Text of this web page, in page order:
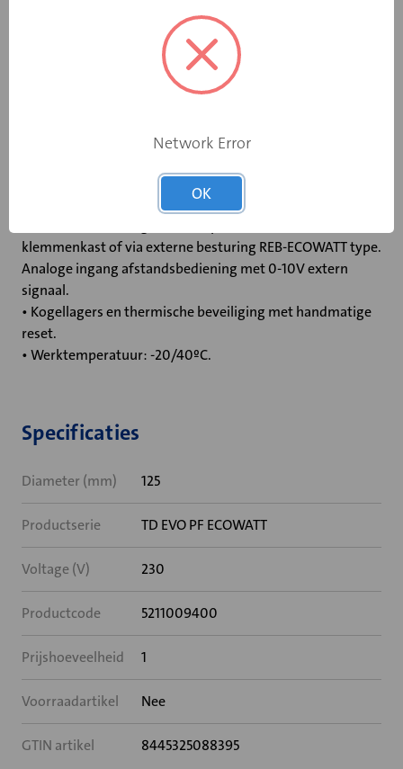
steunbeugel om luchtlekken te voorkomen. Rubberen
pakkingen op de flenzen om de luchtdichtheid met de
kanalen te verbeteren. Silent-block tussen de motor en de
leischoep om de trillingen van de motor te verminderen
• 230V±10% 50/60Hz, klasse B, IP 44.
klemmenkast of via externe besturing REB-ECOWATT type.
Analoge ingang afstandsbediening met 0-10V extern
signaal.
• Kogellagers en thermische beveiliging met handmatige
reset.
• Werktemperatuur: -20/40ºC.
Specificaties
Diameter (mm) 125
Productserie TD EVO PF ECOWATT
Voltage (V) 230
Productcode 5211009400
Prijshoeveelheid 1
Voorraadartikel Nee
GTIN artikel 8445325088395
Network Error
OK